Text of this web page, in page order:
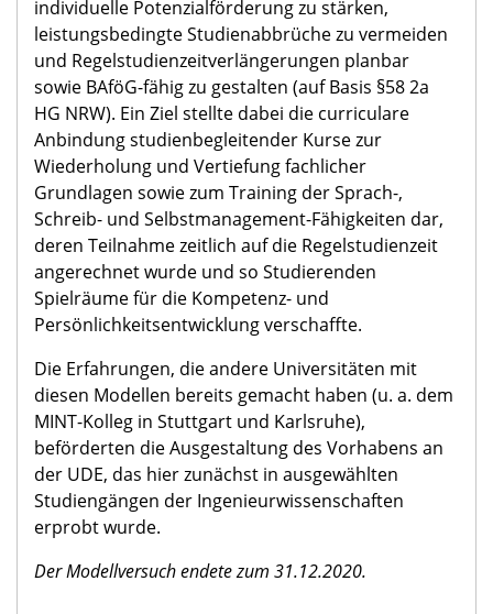
individuelle Potenzialförderung zu stärken,
leistungsbedingte Studienabbrüche zu vermeiden
und Regelstudienzeitverlängerungen planbar
sowie BAföG-fähig zu gestalten (auf Basis §58 2a
HG NRW). Ein Ziel stellte dabei die curriculare
Anbindung studienbegleitender Kurse zur
Wiederholung und Vertiefung fachlicher
Grundlagen sowie zum Training der Sprach-,
Schreib- und Selbstmanagement-Fähigkeiten dar,
deren Teilnahme zeitlich auf die Regelstudienzeit
angerechnet wurde und so Studierenden
Spielräume für die Kompetenz- und
Persönlichkeitsentwicklung verschaffte.
Die Erfahrungen, die andere Universitäten mit
diesen Modellen bereits gemacht haben (u. a. dem
MINT-Kolleg in Stuttgart und Karlsruhe),
beförderten die Ausgestaltung des Vorhabens an
der UDE, das hier zunächst in ausgewählten
Studiengängen der Ingenieurwissenschaften
erprobt wurde.
Der Modellversuch endete zum 31.12.2020.